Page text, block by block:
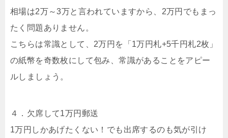
相場は2万～3万と言われていますから、2万円でもまっ
たく問題ありません。
こちらは常識として、2万円を「1万円札+5千円札2枚」
の紙幣を奇数枚にして包み、常識があることをアピー
ルしましょう。
４．欠席して1万円郵送
1万円しかあげたくない！でも出席するのも気が引け